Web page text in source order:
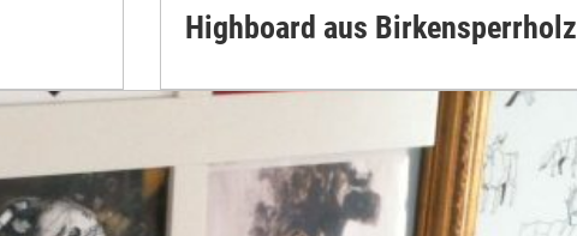
Highboard aus Birkensperrholz